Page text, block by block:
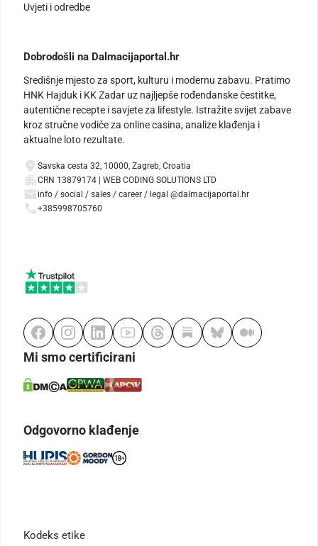
Uvjeti i odredbe
Dobrodošli na Dalmacijaportal.hr
Središnje mjesto za sport, kulturu i modernu zabavu. Pratimo
HNK Hajduk i KK Zadar uz najljepše rođendanske čestitke,
autentične recepte i savjete za lifestyle. Istražite svijet zabave
kroz stručne vodiče za online casina, analize klađenja i
aktualne loto rezultate.
Savska cesta 32, 10000, Zagreb, Croatia
CRN 13879174 | WEB CODING SOLUTIONS LTD
info / social / sales / career / legal @dalmacijaportal.hr
+385998705760
Mi smo certificirani
Odgovorno klađenje
Kodeks etike